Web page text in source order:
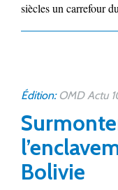
siècles un carrefour
Édition: OMD Actu
Bolivie